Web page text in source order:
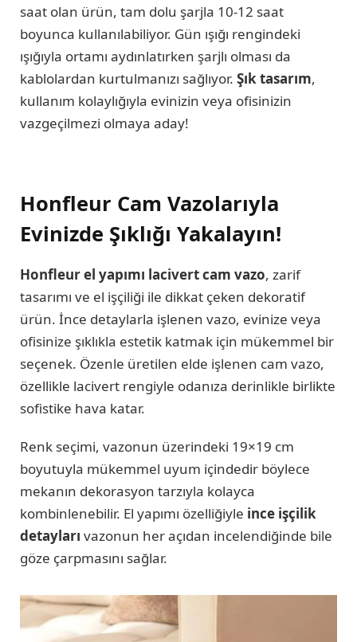
saat olan ürün, tam dolu şarjla 10-12 saat
boyunca kullanılabiliyor. Gün ışığı rengindeki
ışığıyla ortamı aydınlatırken şarjlı olması da
kablolardan kurtulmanızı sağlıyor. Şık tasarım,
kullanım kolaylığıyla evinizin veya ofisinizin
vazgeçilmezi olmaya aday!
Honfleur Cam Vazolarıyla
Evinizde Şıklığı Yakalayın!
Honfleur el yapımı lacivert cam vazo, zarif
tasarımı ve el işçiliği ile dikkat çeken dekoratif
ürün. İnce detaylarla işlenen vazo, evinize veya
ofisinize şıklıkla estetik katmak için mükemmel bir
seçenek. Özenle üretilen elde işlenen cam vazo,
özellikle lacivert rengiyle odanıza derinlikle birlikte
sofistike hava katar.
Renk seçimi, vazonun üzerindeki 19×19 cm
boyutuyla mükemmel uyum içindedir böylece
mekanın dekorasyon tarzıyla kolayca
kombinlenebilir. El yapımı özelliğiyle ince işçilik
detayları vazonun her açıdan incelendiğinde bile
göze çarpmasını sağlar.